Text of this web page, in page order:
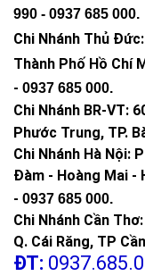
990 - 0937 685 000.
Chi Nhánh Thủ Đức:
Thành Phố Hồ Chí
- 0937 685 000.
Chi Nhánh BR-VT:
Phước Trung, TP.
Chi Nhánh Hà Nội:
Đàm - Hoàng Mai -
- 0937 685 000.
Chi Nhánh Cần
Q. Cái Răng, TP
ĐT: